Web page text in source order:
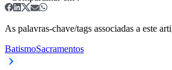
As palavras-chave/tags associadas a este
BatismoSacramentos